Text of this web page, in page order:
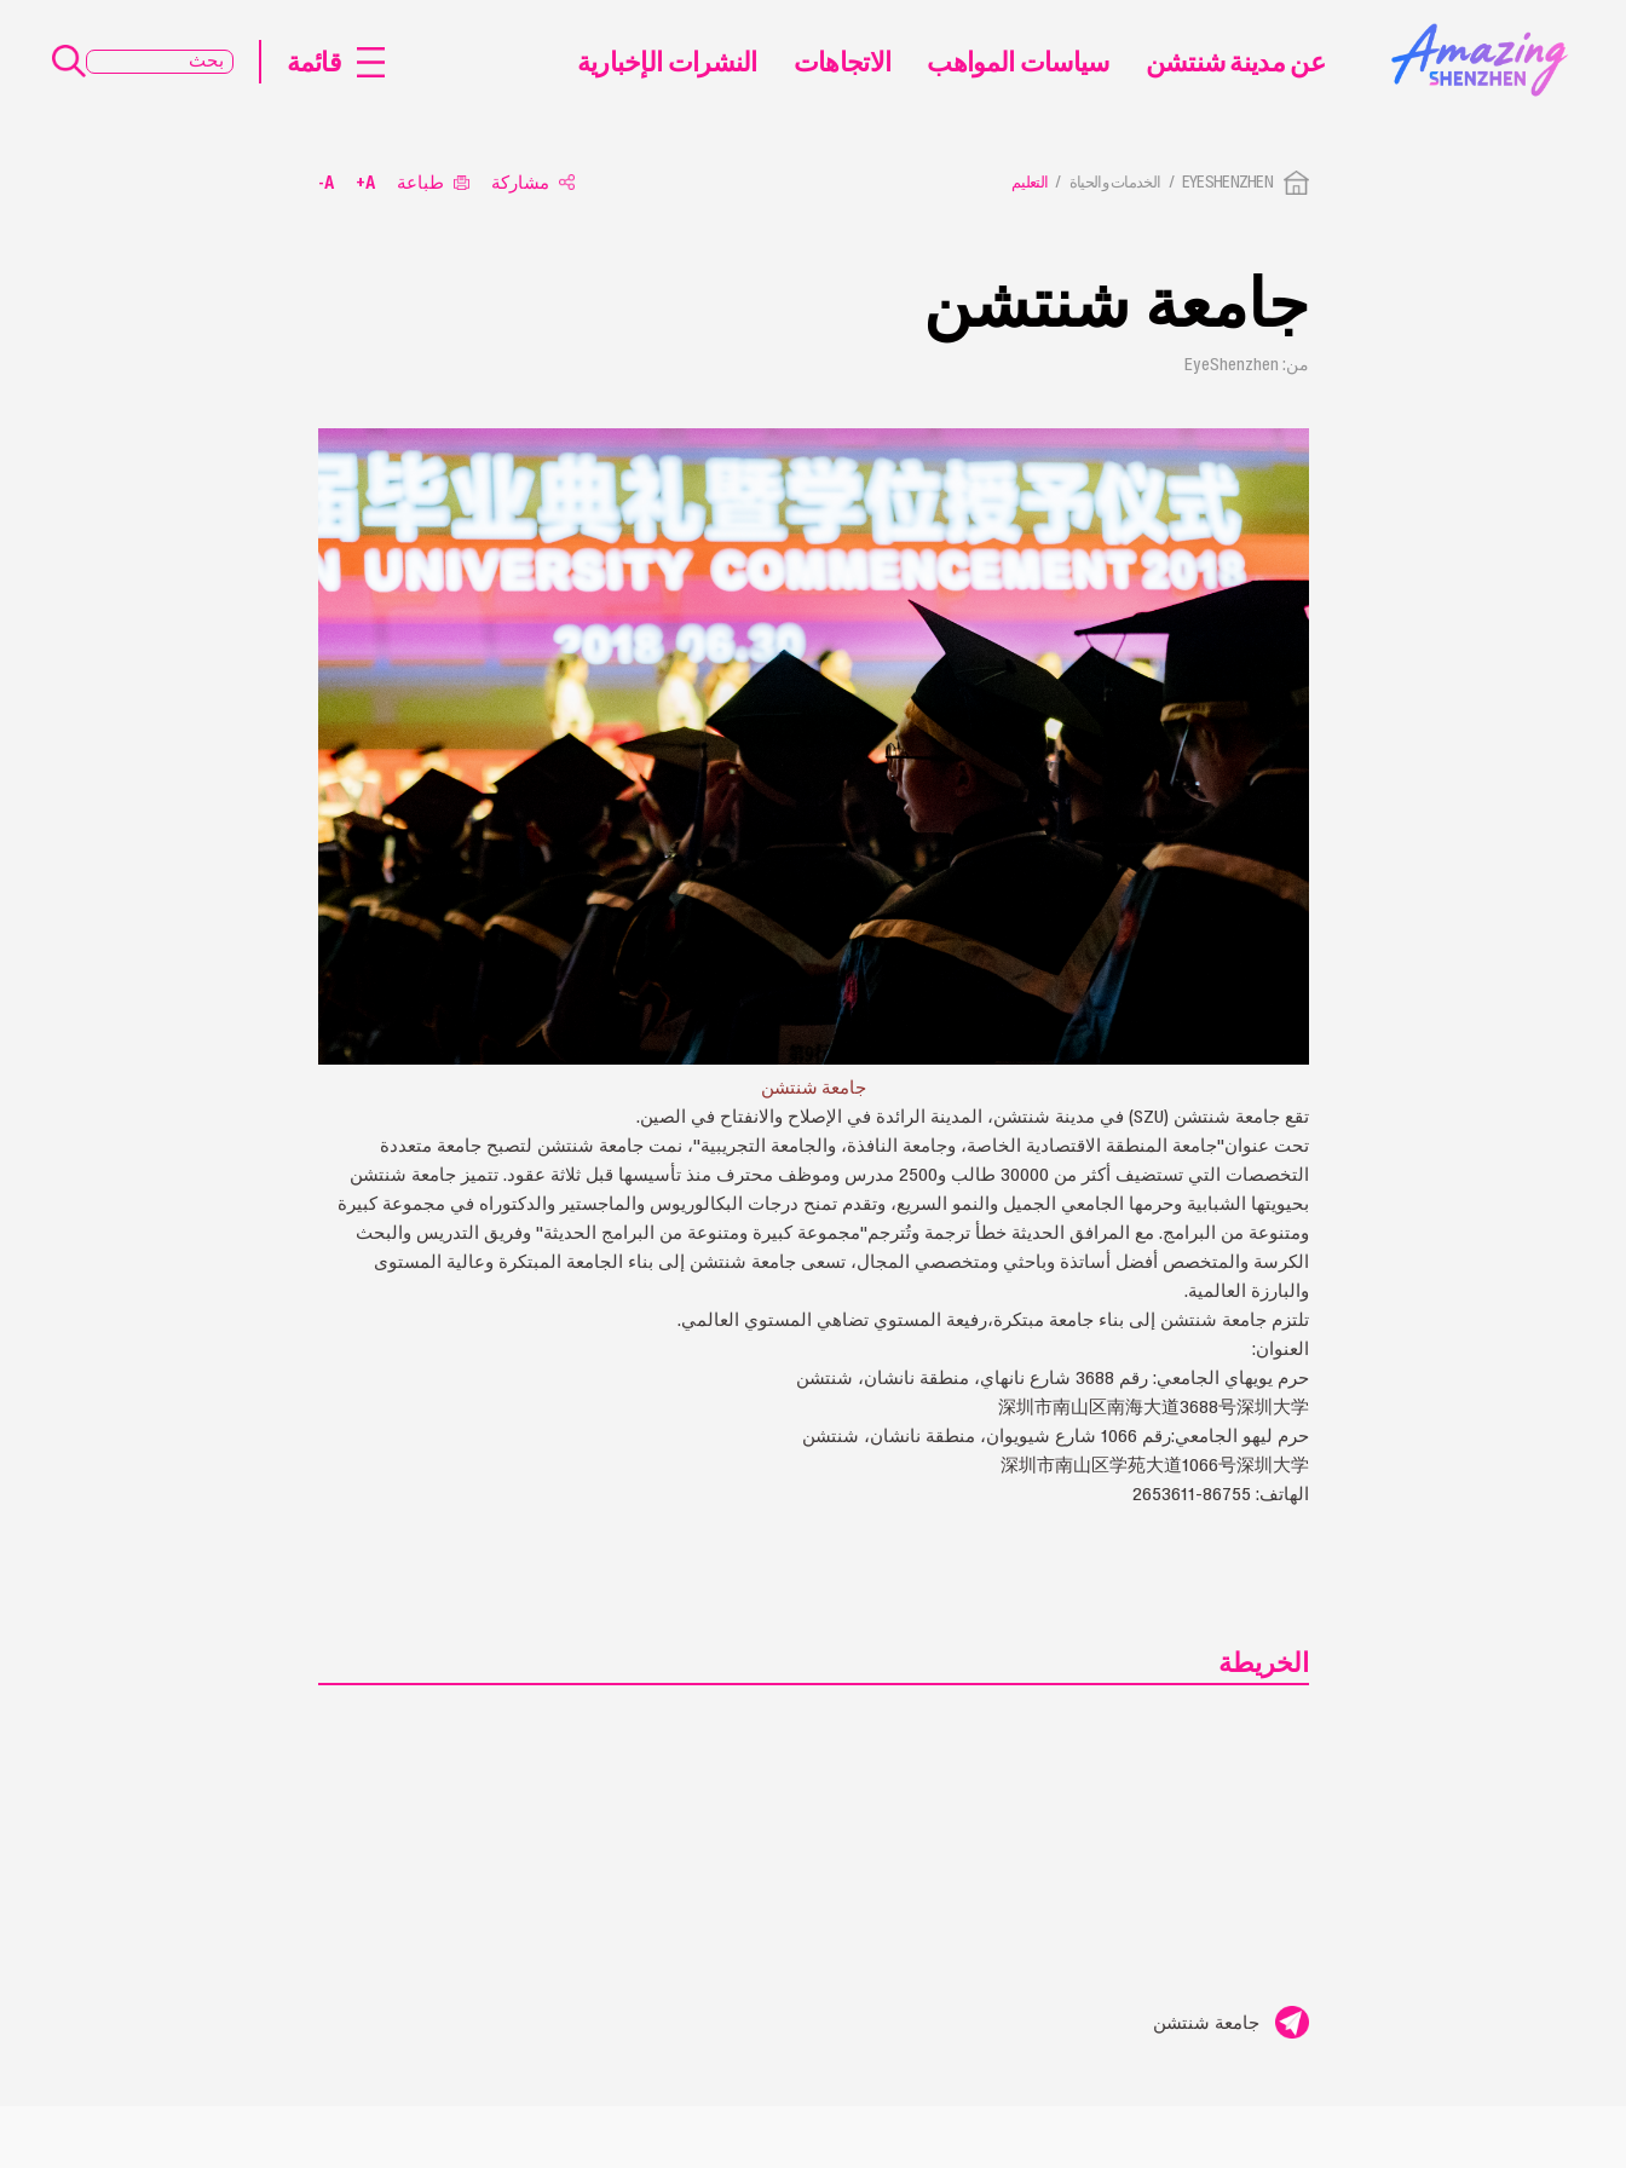
EYESHENZHEN الخدمات والحياة التعليم مشاركة طباعة A+
A-
جامعة شنتشن
من: EyeShenzhen
جامعة شنتشن
تقع جامعة شنتشن (SZU) في مدينة شنتشن، المدينة الرائدة في الإصلاح والانفتاح في الصين.
تحت عنوان"جامعة المنطقة الاقتصادية الخاصة، وجامعة النافذة، والجامعة التجريبية"، نمت جامعة شنتشن لتصبح جامعة متعددة
التخصصات التي تستضيف أكثر من 30000 طالب و2500 مدرس وموظف محترف منذ تأسيسها قبل ثلاثة عقود. تتميز جامعة شنتشن
بحيويتها الشبابية وحرمها الجامعي الجميل والنمو السريع، وتقدم تمنح درجات البكالوريوس والماجستير والدكتوراه في مجموعة كبيرة
ومتنوعة من البرامج. مع المرافق الحديثة خطأ ترجمة وتُترجم"مجموعة كبيرة ومتنوعة من البرامج الحديثة" وفريق التدريس والبحث
الكرسة والمتخصص أفضل أساتذة وباحثي ومتخصصي المجال، تسعى جامعة شنتشن إلى بناء الجامعة المبتكرة وعالية المستوى
والبارزة العالمية.
تلتزم جامعة شنتشن إلى بناء جامعة مبتكرة،رفيعة المستوي تضاهي المستوي العالمي.
العنوان:
حرم يويهاي الجامعي: رقم 3688 شارع نانهاي، منطقة نانشان، شنتشن
深圳市南山区南海大道3688号深圳大学
حرم ليهو الجامعي:رقم 1066 شارع شيويوان، منطقة نانشان، شنتشن
深圳市南山区学苑大道1066号深圳大学
الهاتف: 86755-2653611
الخريطة
جامعة شنتشن
عن مدينة شنتشن ‎سياسات المواهب الاتجاهات النشرات الإخبارية قائمة